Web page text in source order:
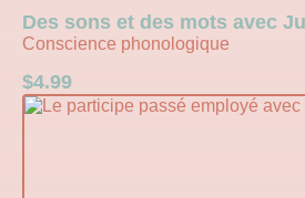
Des sons et des mots avec
Conscience phonologique
$4.99